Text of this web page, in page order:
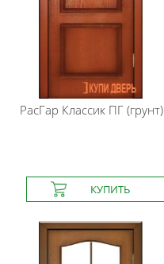
РасГар Классик ПГ (грунт)